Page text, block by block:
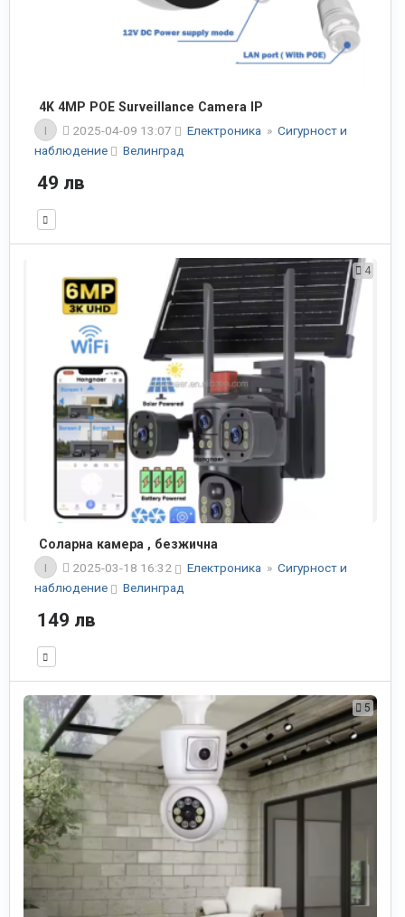
4K 4MP POE Surveillance Camera IP
I
2025-04-09 13:07 Електроника » Сигурност и
наблюдение
Велинград
49 лв
4
Соларна камера , безжична
I
2025-03-18 16:32 Електроника » Сигурност и
наблюдение
Велинград
149 лв
5